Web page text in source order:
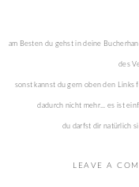
am Besten du gehst in deine
des
sonst kannst du gern oben den Links
dadurch nicht mehr... es ist
du darfst dir natürlich
LEAVE A